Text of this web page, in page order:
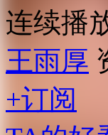
连续播
王雨厚
+订阅